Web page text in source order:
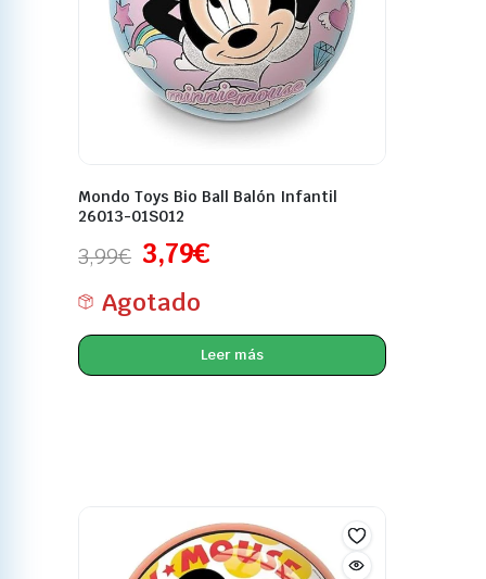
Mondo Toys Bio Ball Balón Infantil
26013-01S012
3,99€ 3,79€
Agotado
Leer más